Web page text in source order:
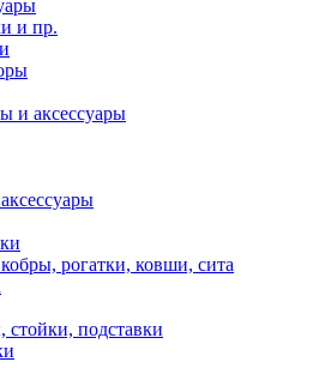
и пр.
и аксессуары
рогатки, ковши, сита
подставки